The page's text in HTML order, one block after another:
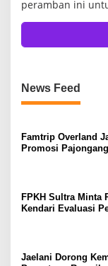
peramban ini
News Feed
Famtrip Overland
Promosi
FPKH Sultra Minta
Kendari Evaluasi
Jaelani Dorong